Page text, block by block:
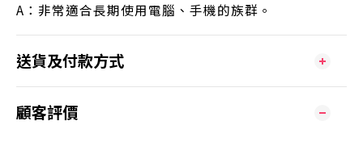
A：非常適合長期使用電腦、手機的族群。
送貨及付款方式
顧客評價